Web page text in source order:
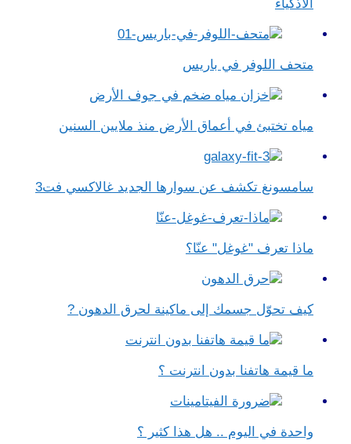
الأذكياء
متحف اللوفر في باريس
مياه تختبئ في أعماق الأرض منذ ملايين السنين
سامسونغ تكشف عن سوارها الجديد غالاكسي فت3
ماذا تعرف "غوغل" عنّا؟
كيف تحوّل جسمك إلى ماكينة لحرق الدهون ?
ما قيمة هاتفنا بدون انترنت ؟
واحدة في اليوم .. هل هذا كثير ؟